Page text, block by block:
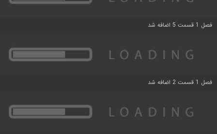
فصل 1 قسمت 5 اضافه شد
فصل 1 قسمت 2 اضافه شد